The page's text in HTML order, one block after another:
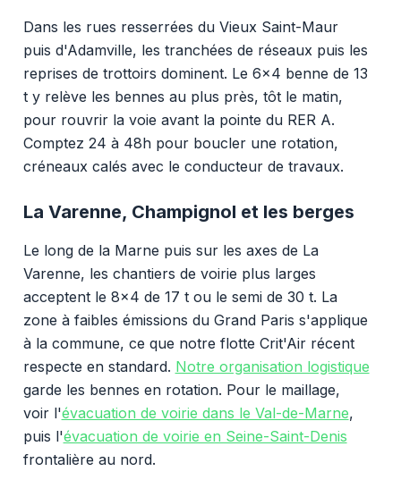
Dans les rues resserrées du Vieux Saint-Maur
puis d'Adamville, les tranchées de réseaux puis les
reprises de trottoirs dominent. Le 6x4 benne de 13
t y relève les bennes au plus près, tôt le matin,
pour rouvrir la voie avant la pointe du RER A.
Comptez 24 à 48h pour boucler une rotation,
créneaux calés avec le conducteur de travaux.
La Varenne, Champignol et les berges
Le long de la Marne puis sur les axes de La
Varenne, les chantiers de voirie plus larges
acceptent le 8x4 de 17 t ou le semi de 30 t. La
zone à faibles émissions du Grand Paris s'applique
à la commune, ce que notre flotte Crit'Air récent
respecte en standard. Notre organisation logistique
garde les bennes en rotation. Pour le maillage,
voir l'évacuation de voirie dans le Val-de-Marne,
puis l'évacuation de voirie en Seine-Saint-Denis
frontalière au nord.